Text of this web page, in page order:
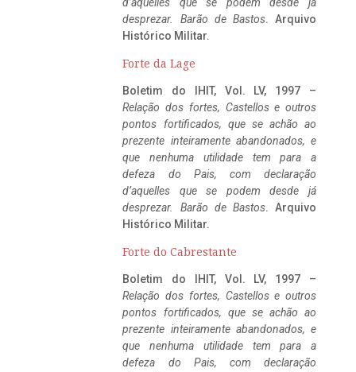
desprezar. Barão de Bastos. Arquivo
Histórico Militar.
Forte da Lage
Boletim do IHIT, Vol. LV, 1997 –
Relação dos fortes, Castellos e outros
pontos fortificados, que se achão ao
prezente inteiramente abandonados, e
que nenhuma utilidade tem para a
defeza do Pais, com declaração
d’aquelles que se podem desde já
desprezar. Barão de Bastos. Arquivo
Histórico Militar.
Forte do Cabrestante
Boletim do IHIT, Vol. LV, 1997 –
Relação dos fortes, Castellos e outros
pontos fortificados, que se achão ao
prezente inteiramente abandonados, e
que nenhuma utilidade tem para a
defeza do Pais, com declaração